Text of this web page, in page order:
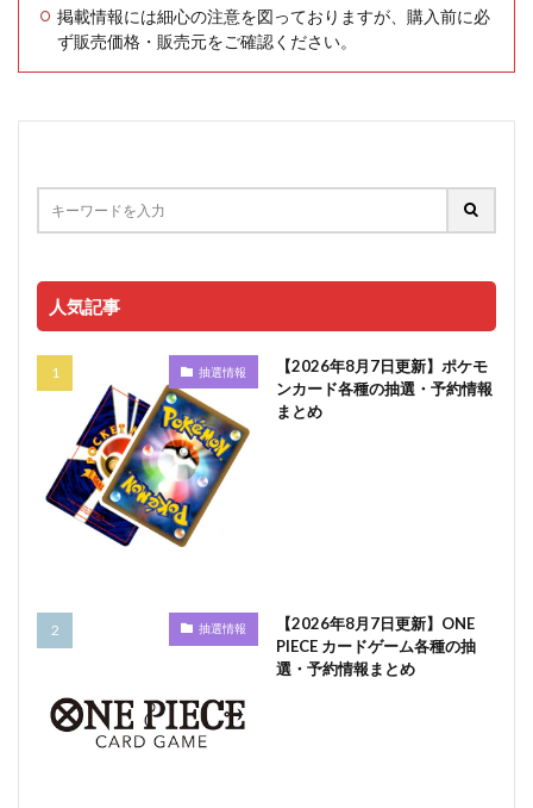
掲載情報には細心の注意を図っておりますが、購入前に必
ず販売価格・販売元をご確認ください。
人気記事
抽選情報
【2026年8月7日更新】ポケモ
ンカード各種の抽選・予約情報
まとめ
抽選情報
【2026年8月7日更新】ONE
PIECE カードゲーム各種の抽
選・予約情報まとめ